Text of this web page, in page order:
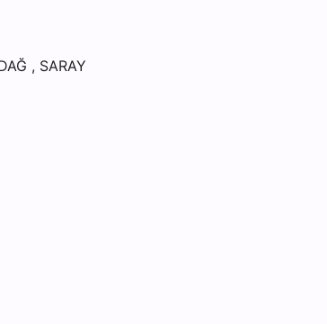
, SARAY